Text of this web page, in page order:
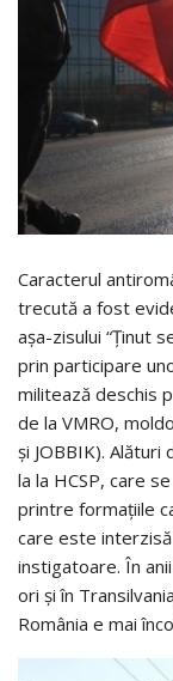
Caracterul
trecută a fost
aşa-zisului “Ţinut
prin participare
militează deschis
de la VMRO,
şi JOBBIK).
la la HCSP, care
printre formaţiile
care este
instigatoare. În
ori şi în
România e mai